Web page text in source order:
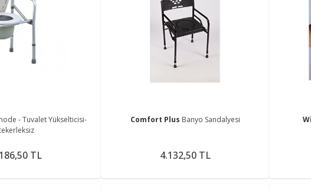
- Tuvalet Yükselticisi-
TL
Comfort Plus Banyo Sandalyesi
4.132,50 TL